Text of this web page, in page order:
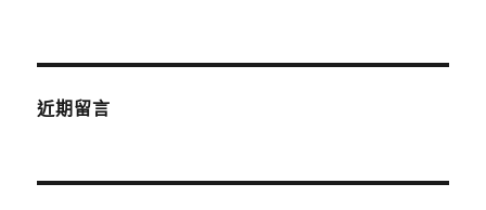
近期留言